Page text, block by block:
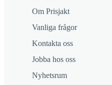
Om Prisjakt
Vanliga frågor
Kontakta oss
Jobba hos oss
Nyhetsrum